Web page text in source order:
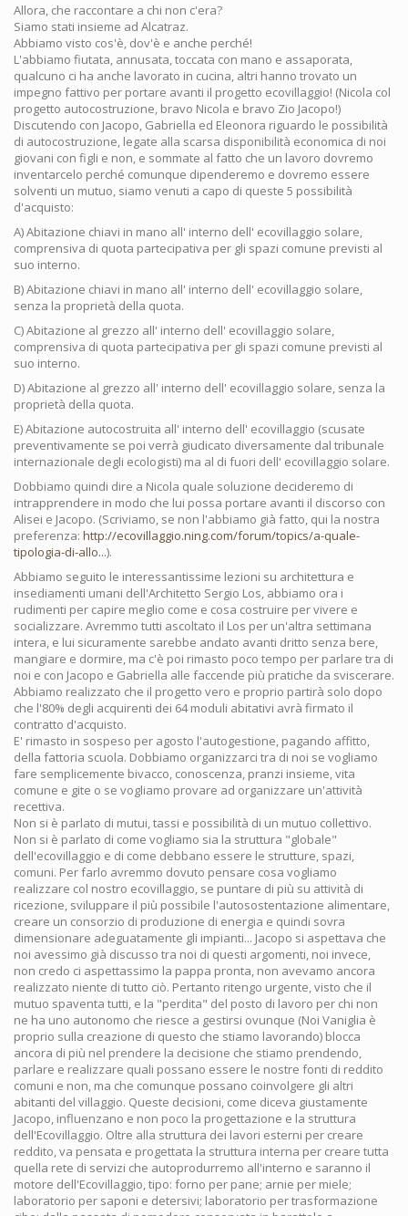
Allora, che raccontare a chi non c'era?
Siamo stati insieme ad Alcatraz.
Abbiamo visto cos'è, dov'è e anche perché!
L'abbiamo fiutata, annusata, toccata con mano e assaporata,
qualcuno ci ha anche lavorato in cucina, altri hanno trovato un
impegno fattivo per portare avanti il progetto ecovillaggio! (Nicola col
progetto autocostruzione, bravo Nicola e bravo Zio Jacopo!)
Discutendo con Jacopo, Gabriella ed Eleonora riguardo le possibilità
di autocostruzione, legate alla scarsa disponibilità economica di noi
giovani con figli e non, e sommate al fatto che un lavoro dovremo
inventarcelo perché comunque dipenderemo e dovremo essere
solventi un mutuo, siamo venuti a capo di queste 5 possibilità
d'acquisto:
A) Abitazione chiavi in mano all' interno dell' ecovillaggio solare,
comprensiva di quota partecipativa per gli spazi comune previsti al
suo interno.
B) Abitazione chiavi in mano all' interno dell' ecovillaggio solare,
senza la proprietà della quota.
C) Abitazione al grezzo all' interno dell' ecovillaggio solare,
comprensiva di quota partecipativa per gli spazi comune previsti al
suo interno.
D) Abitazione al grezzo all' interno dell' ecovillaggio solare, senza la
proprietà della quota.
E) Abitazione autocostruita all' interno dell' ecovillaggio (scusate
preventivamente se poi verrà giudicato diversamente dal tribunale
internazionale degli ecologisti) ma al di fuori dell' ecovillaggio solare.
Dobbiamo quindi dire a Nicola quale soluzione decideremo di
intrapprendere in modo che lui possa portare avanti il discorso con
Alisei e Jacopo. (Scriviamo, se non l'abbiamo già fatto, qui la nostra
preferenza: http://ecovillaggio.ning.com/forum/topics/a-quale-
tipologia-di-allo...).
Abbiamo seguito le interessantissime lezioni su architettura e
insediamenti umani dell'Architetto Sergio Los, abbiamo ora i
rudimenti per capire meglio come e cosa costruire per vivere e
socializzare. Avremmo tutti ascoltato il Los per un'altra settimana
intera, e lui sicuramente sarebbe andato avanti dritto senza bere,
mangiare e dormire, ma c'è poi rimasto poco tempo per parlare tra di
noi e con Jacopo e Gabriella alle faccende più pratiche da sviscerare.
Abbiamo realizzato che il progetto vero e proprio partirà solo dopo
che l'80% degli acquirenti dei 64 moduli abitativi avrà firmato il
contratto d'acquisto.
E' rimasto in sospeso per agosto l'autogestione, pagando affitto,
della fattoria scuola. Dobbiamo organizzarci tra di noi se vogliamo
fare semplicemente bivacco, conoscenza, pranzi insieme, vita
comune e gite o se vogliamo provare ad organizzare un'attività
recettiva.
Non si è parlato di mutui, tassi e possibilità di un mutuo collettivo.
Non si è parlato di come vogliamo sia la struttura "globale"
dell'ecovillaggio e di come debbano essere le strutture, spazi,
comuni. Per farlo avremmo dovuto pensare cosa vogliamo
realizzare col nostro ecovillaggio, se puntare di più su attività di
ricezione, sviluppare il più possibile l'autosostentazione alimentare,
creare un consorzio di produzione di energia e quindi sovra
dimensionare adeguatamente gli impianti... Jacopo si aspettava che
noi avessimo già discusso tra noi di questi argomenti, noi invece,
non credo ci aspettassimo la pappa pronta, non avevamo ancora
realizzato niente di tutto ciò. Pertanto ritengo urgente, visto che il
mutuo spaventa tutti, e la "perdita" del posto di lavoro per chi non
ne ha uno autonomo che riesce a gestirsi ovunque (Noi Vaniglia è
proprio sulla creazione di questo che stiamo lavorando) blocca
ancora di più nel prendere la decisione che stiamo prendendo,
parlare e realizzare quali possano essere le nostre fonti di reddito
comuni e non, ma che comunque possano coinvolgere gli altri
abitanti del villaggio. Queste decisioni, come diceva giustamente
Jacopo, influenzano e non poco la progettazione e la struttura
dell'Ecovillaggio. Oltre alla struttura dei lavori esterni per creare
reddito, va pensata e progettata la struttura interna per creare tutta
quella rete di servizi che autoprodurremo all'interno e saranno il
motore dell'Ecovillaggio, tipo: forno per pane; arnie per miele;
laboratorio per saponi e detersivi; laboratorio per trasformazione